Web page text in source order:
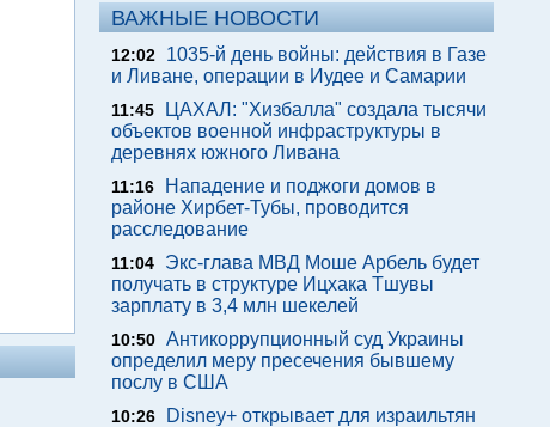
ВАЖНЫЕ НОВОСТИ
12:02
1035-й день войны: действия в Газе
и Ливане, операции в Иудее и Самарии
11:45
ЦАХАЛ: "Хизбалла" создала тысячи
объектов военной инфраструктуры в
деревнях южного Ливана
11:16
Нападение и поджоги домов в
районе Хирбет-Тубы, проводится
расследование
11:04
Экс-глава МВД Моше Арбель будет
получать в структуре Ицхака Тшувы
зарплату в 3,4 млн шекелей
10:50 Антикоррупционный суд Украины
определил меру пресечения бывшему
послу в США
10:26
Disney+ открывает для израильтян